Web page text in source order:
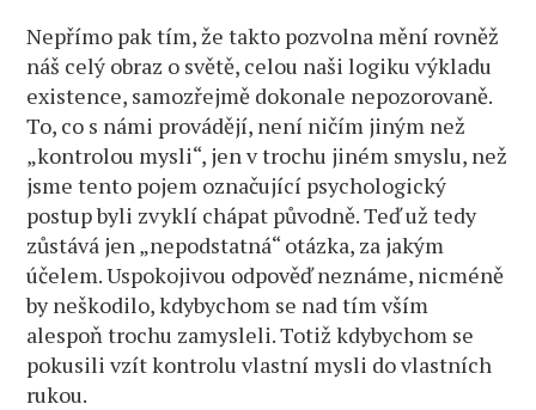
Nepřímo pak tím, že takto pozvolna mění rovněž
náš celý obraz o světě, celou naši logiku výkladu
existence, samozřejmě dokonale nepozorovaně.
To, co s námi provádějí, není ničím jiným než
„kontrolou mysli“, jen v trochu jiném smyslu, než
jsme tento pojem označující psychologický
postup byli zvyklí chápat původně. Teď už tedy
zůstává jen „nepodstatná“ otázka, za jakým
účelem. Uspokojivou odpověď neznáme, nicméně
by neškodilo, kdybychom se nad tím vším
alespoň trochu zamysleli. Totiž kdybychom se
pokusili vzít kontrolu vlastní mysli do vlastních
rukou.